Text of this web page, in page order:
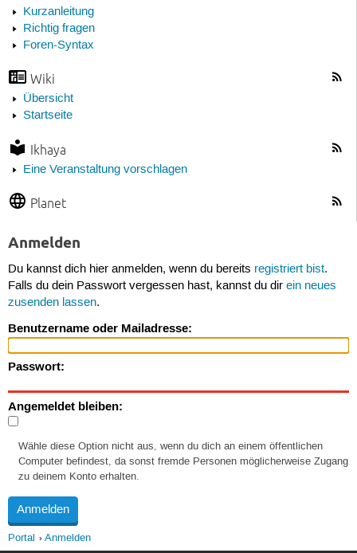
Kurzanleitung
Richtig fragen
Foren-Syntax
Wiki
Übersicht
Startseite
Ikhaya
Eine Veranstaltung vorschlagen
Planet
Anmelden
Du kannst dich hier anmelden, wenn du bereits registriert bist.
Falls du dein Passwort vergessen hast, kannst du dir ein neues
zusenden lassen.
Benutzername oder Mailadresse:
Passwort:
Angemeldet bleiben:
Wähle diese Option nicht aus, wenn du dich an einem öffentlichen
Computer befindest, da sonst fremde Personen möglicherweise Zugang
zu deinem Konto erhalten.
Portal Anmelden